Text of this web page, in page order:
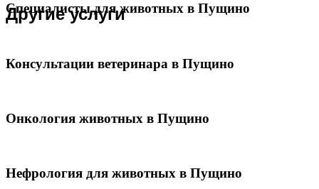
Другие услуги
Специалисты для животных в Пущино
Консультации ветеринара в Пущино
Онкология животных в Пущино
Нефрология для животных в Пущино